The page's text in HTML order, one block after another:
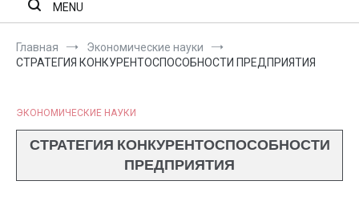
MENU
Главная
Экономические науки
СТРАТЕГИЯ КОНКУРЕНТОСПОСОБНОСТИ ПРЕДПРИЯТИЯ
ЭКОНОМИЧЕСКИЕ НАУКИ
СТРАТЕГИЯ КОНКУРЕНТОСПОСОБНОСТИ
ПРЕДПРИЯТИЯ